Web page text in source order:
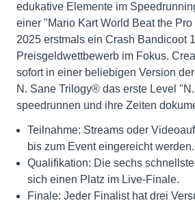
edukative Elemente im
einer "Mario Kart World Beat the
2025 erstmals ein Crash Bandicoot 1
Preisgeldwettbewerb im Fokus.
sofort in einer beliebigen Version
N. Sane Trilogy® das erste Level
speedrunnen und ihre Zeiten
Teilnahme: Streams oder
bis zum Event eingereicht werden.
Qualifikation: Die sechs
sich einen Platz im Live-Finale.
Finale: Jeder Finalist hat drei